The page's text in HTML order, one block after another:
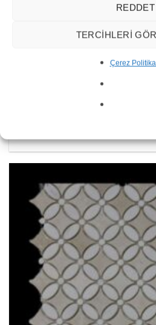
REDDET
TERCIHLERI
Çerez